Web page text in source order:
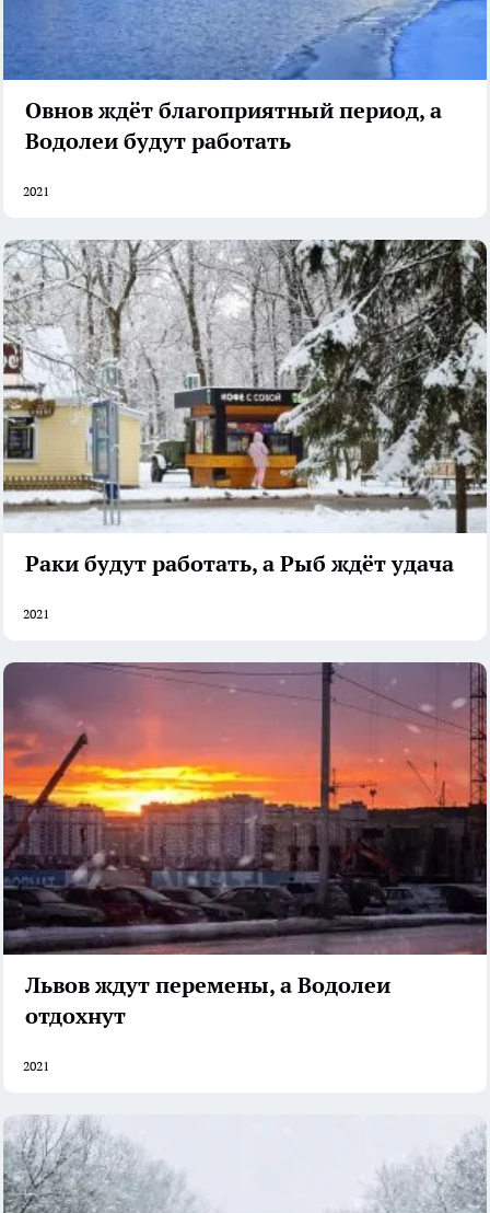
Овнов ждёт благоприятный период, а
Водолеи будут работать
2021
Раки будут работать, а Рыб ждёт удача
2021
Львов ждут перемены, а Водолеи
отдохнут
2021